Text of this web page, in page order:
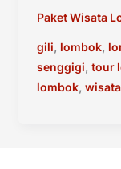
Lombok
3D2N
–
Tour
Paket Wisata
gili, lombok,
senggigi, tour
lombok,